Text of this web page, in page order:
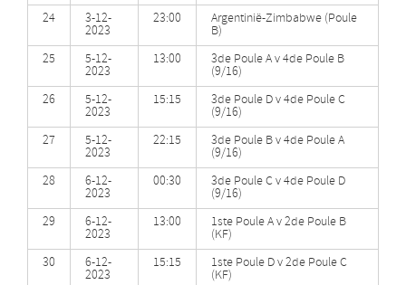
24 3-12-
2023
23:00 Argentinië-Zimbabwe (Poule
B)
25
5-12-
2023
13:00 3de Poule A v 4de Poule B
(9/16)
26
5-12-
2023
15:15 3de Poule D v 4de Poule C
(9/16)
27
5-12-
2023
22:15 3de Poule B v 4de Poule A
(9/16)
28
6-12-
2023
00:30 3de Poule C v 4de Poule D
(9/16)
29
6-12-
2023
13:00 1ste Poule A v 2de Poule B
(KF)
30
6-12-
2023
15:15 1ste Poule D v 2de Poule C
(KF)